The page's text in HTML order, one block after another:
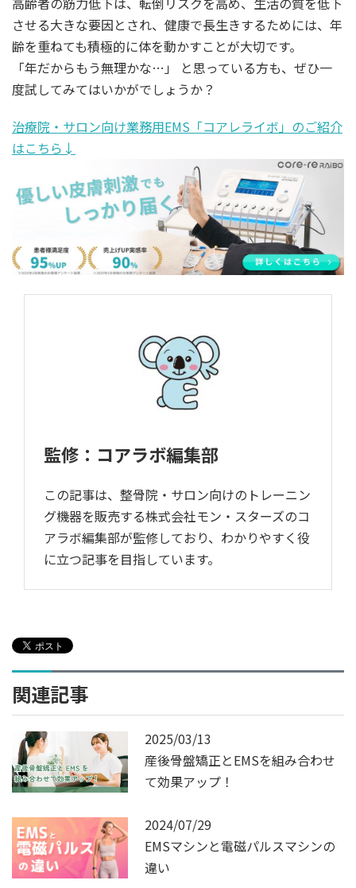
させる大きな要因とされ、健康で長生きするためには、年
齢を重ねても積極的に体を動かすことが大切です。
「年だからもう無理かな…」 と思っている方も、ぜひ一
度試してみてはいかがでしょうか？
治療院・サロン向け業務用EMS「コアレライボ」のご紹介
はこちら↓
監修：コアラボ編集部
この記事は、整骨院・サロン向けのトレーニン
グ機器を販売する株式会社モン・スターズのコ
アラボ編集部が監修しており、わかりやすく役
に立つ記事を目指しています。
関連記事
2025/03/13
産後骨盤矯正とEMSを組み合わせ
て効果アップ！
2024/07/29
EMSマシンと電磁パルスマシンの
違い